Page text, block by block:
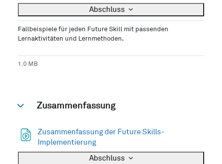
Abschluss
Fallbeispiele für jeden Future Skill mit passenden
Lernaktivitäten und Lernmethoden.
1.0 MB
EinklappenZusammenfassung
Zusammenfassung der Future Skills-
Implementierung
Abschluss